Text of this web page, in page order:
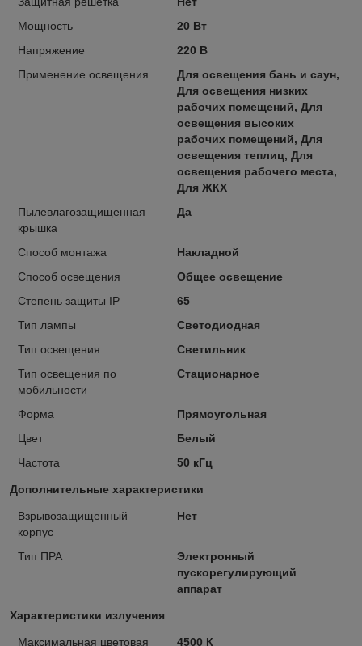
Мощность
20 Вт
Напряжение
220 В
Применение освещения
Для освещения бань и саун,
Для освещения низких
рабочих помещений, Для
освещения высоких
рабочих помещений, Для
освещения теплиц, Для
освещения рабочего места,
Для ЖКХ
Пылевлагозащищенная
крышка
Да
Способ монтажа
Накладной
Способ освещения
Общее освещение
Степень защиты IP
65
Тип лампы
Светодиодная
Тип освещения
Светильник
Тип освещения по
мобильности
Стационарное
Форма
Прямоугольная
Цвет
Белый
Частота
50 кГц
Дополнительные характеристики
Взрывозащищенный
корпус
Нет
Тип ПРА
Электронный
пускорегулирующий
аппарат
Характеристики излучения
Максимальная цветовая 4500 К